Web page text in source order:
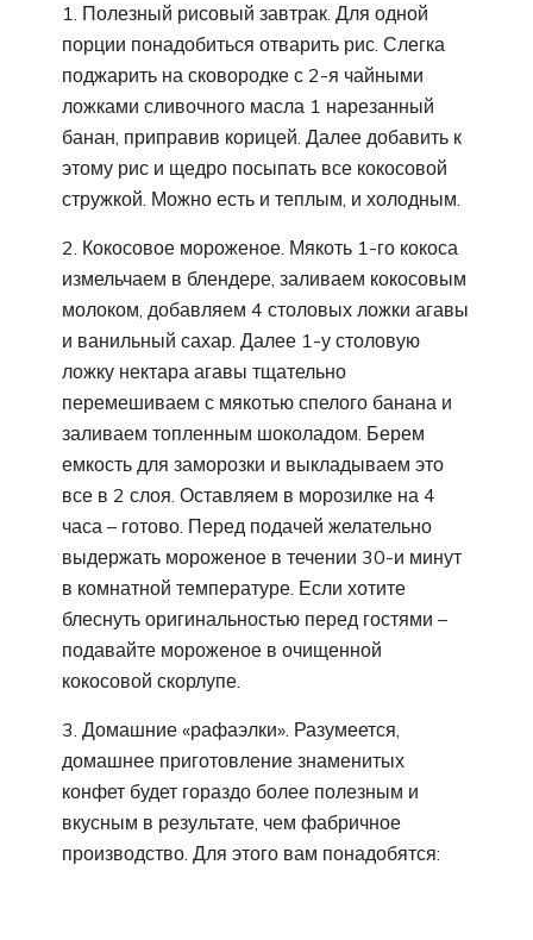
1. Полезный рисовый завтрак. Для одной
порции понадобиться отварить рис. Слегка
поджарить на сковородке с 2-я чайными
ложками сливочного масла 1 нарезанный
банан, приправив корицей. Далее добавить к
этому рис и щедро посыпать все кокосовой
стружкой. Можно есть и теплым, и холодным.
2. Кокосовое мороженое. Мякоть 1-го кокоса
измельчаем в блендере, заливаем кокосовым
молоком, добавляем 4 столовых ложки агавы
и ванильный сахар. Далее 1-у столовую
ложку нектара агавы тщательно
перемешиваем с мякотью спелого банана и
заливаем топленным шоколадом. Берем
емкость для заморозки и выкладываем это
все в 2 слоя. Оставляем в морозилке на 4
часа – готово. Перед подачей желательно
выдержать мороженое в течении 30-и минут
в комнатной температуре. Если хотите
блеснуть оригинальностью перед гостями –
подавайте мороженое в очищенной
кокосовой скорлупе.
3. Домашние «рафаэлки». Разумеется,
домашнее приготовление знаменитых
конфет будет гораздо более полезным и
вкусным в результате, чем фабричное
производство. Для этого вам понадобятся: